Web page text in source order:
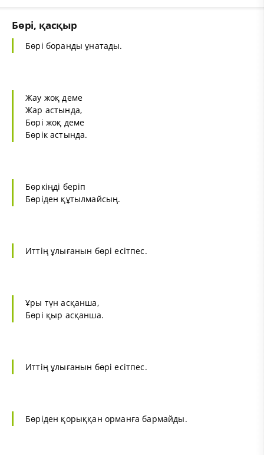
Бөрі, қасқыр
Бөрі боранды ұнатады.
Жау жоқ деме
Жар астында,
Бөрі жоқ деме
Бөрік астында.
Бөркіңді беріп
Бөріден құтылмайсың.
Иттің ұлығанын бөрі есітпес.
Ұры түн асқанша,
Бөрі қыр асқанша.
Иттің ұлығанын бөрі есітпес.
Бөріден қорыққан орманға бармайды.